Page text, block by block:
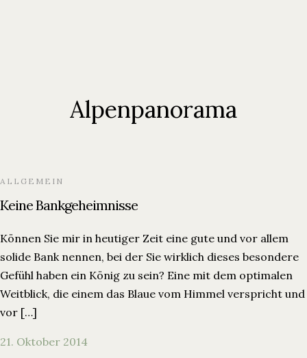
Alpenpanorama
ALLGEMEIN
Keine Bankgeheimnisse
Können Sie mir in heutiger Zeit eine gute und vor allem
solide Bank nennen, bei der Sie wirklich dieses besondere
Gefühl haben ein König zu sein? Eine mit dem optimalen
Weitblick, die einem das Blaue vom Himmel verspricht und
vor […]
21. Oktober 2014